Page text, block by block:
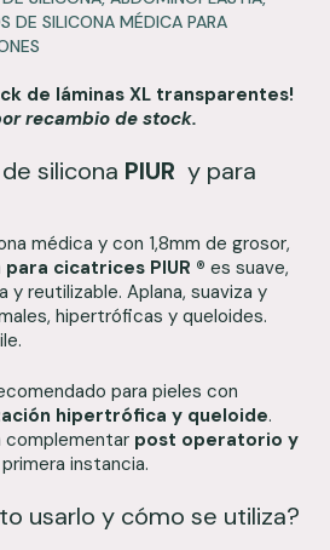
DE SILICONA MÉDICA PARA
de láminas XL transparentes!
recambio de stock.
silicona PIUR y para
médica y con 1,8mm de grosor,
cicatrices PIUR ® es suave,
y reutilizable. Aplana, suaviza y
hipertróficas y queloides.
para pieles con
hipertrófica y queloide.
complementar post operatorio y
instancia.
usarlo y cómo se utiliza?